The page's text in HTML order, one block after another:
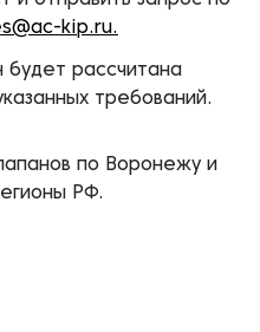
kip.ru.
будет рассчитана
требований.
по Воронежу и
РФ.